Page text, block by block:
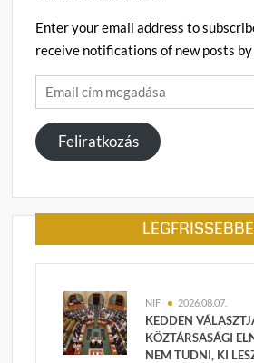
Enter your email address to
receive notifications of new posts by
Email
cím
megadása
Feliratkozás
NIF 2026.08.07.
KEDDEN
KÖZTÁRSASÁGI
NEM TUDNI, KI